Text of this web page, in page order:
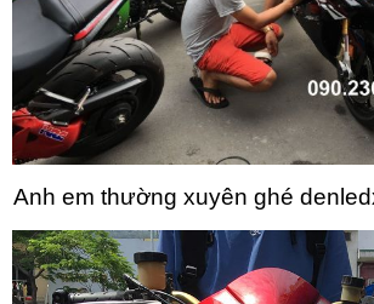
Anh em thường xuyên ghé